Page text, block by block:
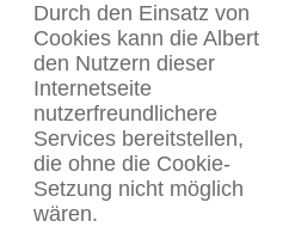
Durch den Einsatz von
Cookies kann die Albert
den Nutzern dieser
Internetseite
nutzerfreundlichere
Services bereitstellen,
die ohne die Cookie-
Setzung nicht möglich
wären.